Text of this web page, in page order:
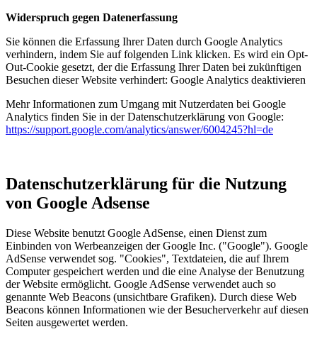
Widerspruch gegen Datenerfassung
Sie können die Erfassung Ihrer Daten durch Google Analytics
verhindern, indem Sie auf folgenden Link klicken. Es wird ein Opt-
Out-Cookie gesetzt, der die Erfassung Ihrer Daten bei zukünftigen
Besuchen dieser Website verhindert: Google Analytics deaktivieren
Mehr Informationen zum Umgang mit Nutzerdaten bei Google
Analytics finden Sie in der Datenschutzerklärung von Google:
https://support.google.com/analytics/answer/6004245?hl=de
Datenschutzerklärung für die Nutzung
von Google Adsense
Diese Website benutzt Google AdSense, einen Dienst zum
Einbinden von Werbeanzeigen der Google Inc. ("Google"). Google
AdSense verwendet sog. "Cookies", Textdateien, die auf Ihrem
Computer gespeichert werden und die eine Analyse der Benutzung
der Website ermöglicht. Google AdSense verwendet auch so
genannte Web Beacons (unsichtbare Grafiken). Durch diese Web
Beacons können Informationen wie der Besucherverkehr auf diesen
Seiten ausgewertet werden.